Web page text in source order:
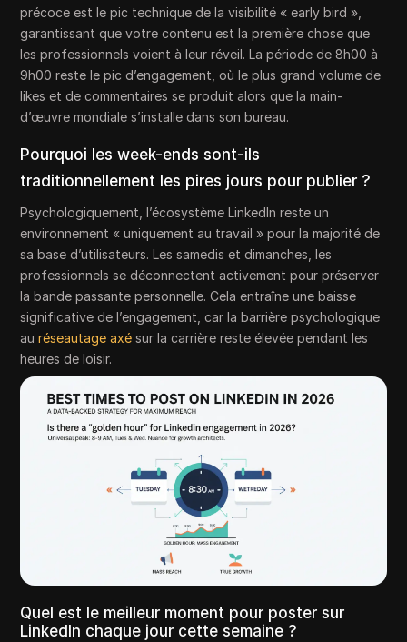
précoce est le pic technique de la visibilité « early bird »,
garantissant que votre contenu est la première chose que
les professionnels voient à leur réveil. La période de 8h00 à
9h00 reste le pic d’engagement, où le plus grand volume de
likes et de commentaires se produit alors que la main-
d’œuvre mondiale s’installe dans son bureau.
Pourquoi les week-ends sont-ils
traditionnellement les pires jours pour publier ?
Psychologiquement, l’écosystème LinkedIn reste un
environnement « uniquement au travail » pour la majorité de
sa base d’utilisateurs. Les samedis et dimanches, les
professionnels se déconnectent activement pour préserver
la bande passante personnelle. Cela entraîne une baisse
significative de l’engagement, car la barrière psychologique
auréseautage axé sur la carrière reste élevée pendant les
heures de loisir.
Quel est le meilleur moment pour poster sur
LinkedIn chaque jour cette semaine ?